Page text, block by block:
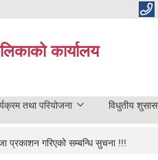
कार्यालय
तथा परियोजना विधुतीय
प्रकाशन गरिएको सम्बन्धि सुचना !!!